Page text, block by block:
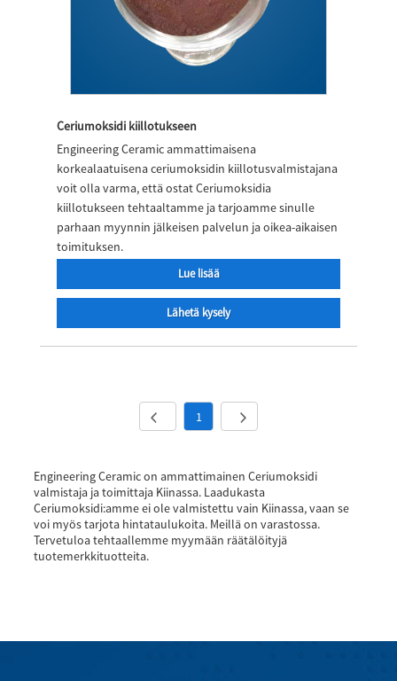
Ceriumoksidi kiillotukseen
Engineering Ceramic ammattimaisena
korkealaatuisena ceriumoksidin kiillotusvalmistajana
voit olla varma, että ostat Ceriumoksidia
kiillotukseen tehtaaltamme ja tarjoamme sinulle
parhaan myynnin jälkeisen palvelun ja oikea-aikaisen
toimituksen.
Lue lisää
Lähetä kysely
1
Engineering Ceramic on ammattimainen Ceriumoksidi
valmistaja ja toimittaja Kiinassa. Laadukasta
Ceriumoksidi:amme ei ole valmistettu vain Kiinassa, vaan se
voi myös tarjota hintataulukoita. Meillä on varastossa.
Tervetuloa tehtaallemme myymään räätälöityjä
tuotemerkkituotteita.